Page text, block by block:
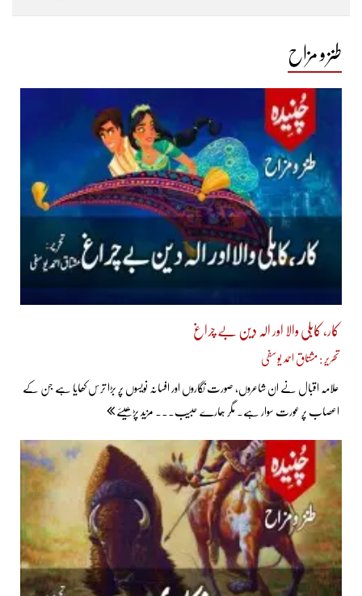
طنز و مزاح
کار، کابلی والا اور الہ دین بے چراغ
تحریر : مشتاق احمد یوسفی
علامہ اقبال نے ان شاعروں، صورت نگاروں اور افسانہ نویسوں پر بڑا ترس کھایا ہے جن کے
اعصاب پر عورت سوار ہے۔ مگر ہمارے حبیب... مزید پڑھیئے